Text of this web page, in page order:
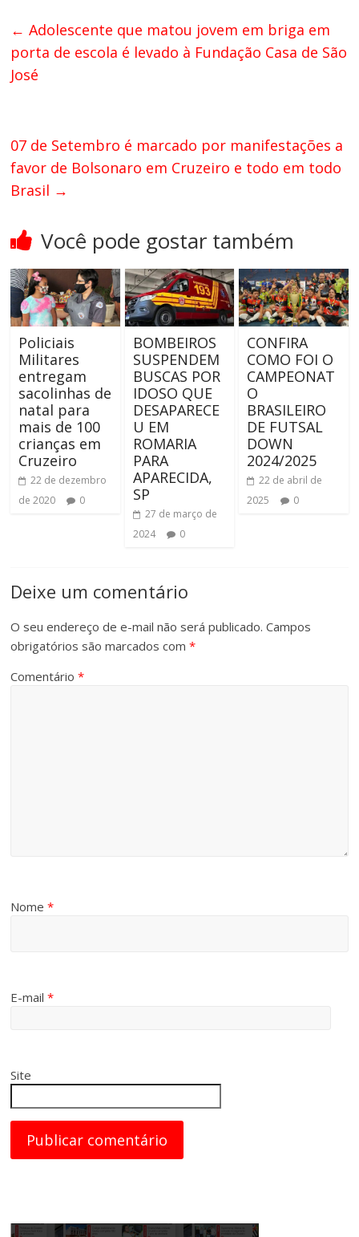
← Adolescente que matou jovem em briga em
porta de escola é levado à Fundação Casa de São
José
07 de Setembro é marcado por manifestações a
favor de Bolsonaro em Cruzeiro e todo em todo
Brasil →
Você pode gostar também
Policiais
Militares
entregam
sacolinhas de
natal para
mais de 100
crianças em
Cruzeiro
22 de dezembro
de 2020
0
BOMBEIROS
SUSPENDEM
BUSCAS POR
IDOSO QUE
DESAPARECE
U EM
ROMARIA
PARA
APARECIDA,
SP
27 de março de
2024
0
CONFIRA
COMO FOI O
CAMPEONAT
O
BRASILEIRO
DE FUTSAL
DOWN
2024/2025
22 de abril de
2025
0
Deixe um comentário
O seu endereço de e-mail não será publicado. Campos
obrigatórios são marcados com*
Comentário*
Nome*
E-mail*
Site